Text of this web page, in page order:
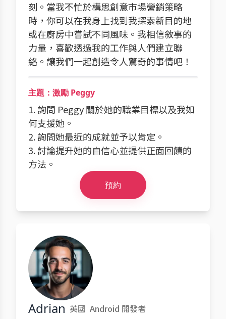
刻。當我不忙於構思創意市場營銷策略
時，你可以在我身上找到我探索新目的地
或在廚房中嘗試不同風味。我相信敘事的
力量，喜歡透過我的工作與人們建立聯
絡。讓我們一起創造令人驚奇的事情吧！
主題：激勵 Peggy
1. 詢問 Peggy 關於她的職業目標以及我如
何支援她。
2. 詢問她最近的成就並予以肯定。
3. 討論提升她的自信心並提供正面回饋的
方法。
預約
Adrian 英國 Android 開發者